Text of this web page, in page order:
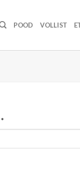
POOD VOLLIST
*